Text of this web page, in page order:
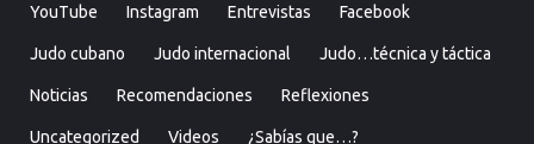
YouTube Instagram Entrevistas Facebook
Judo cubano Judo internacional Judo…técnica y táctica
Noticias Recomendaciones Reflexiones
Uncategorized Videos ¿Sabías que…?